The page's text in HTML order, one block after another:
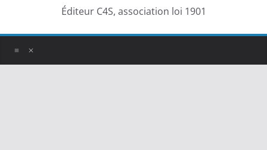
Éditeur C4S, association loi 1901